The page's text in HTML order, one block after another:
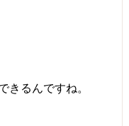
きるんですね。